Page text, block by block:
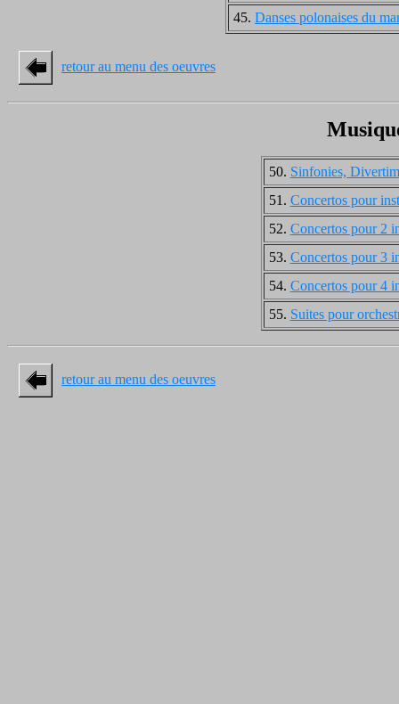
45. Danses polonaises du
retour au menu des oeuvres
50. Sinfonies,
51. Concertos pour
52. Concertos pour 2
53. Concertos pour 3
54. Concertos pour 4
55. Suites pour
retour au menu des oeuvres